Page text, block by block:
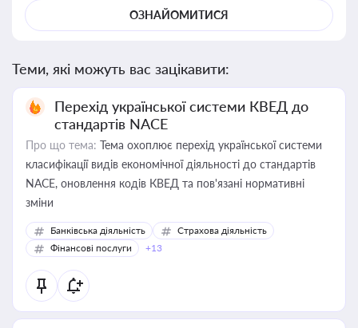
ОЗНАЙОМИТИСЯ
Теми, які можуть вас зацікавити:
Перехід української системи КВЕД до
стандартів NACE
Про що тема: Тема охоплює перехід української системи
класифікації видів економічної діяльності до стандартів
NACE, оновлення кодів КВЕД та пов'язані нормативні
зміни
Банківська діяльність
Страхова діяльність
Фінансові послуги
+13